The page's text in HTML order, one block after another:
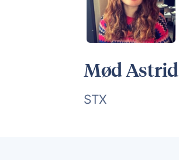
Kundeudtalelser
Mød Astrid
STX